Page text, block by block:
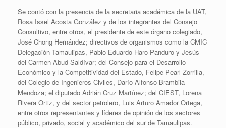
Se contó con la presencia de la secretaria académica de la UAT,
Rosa Issel Acosta González y de los integrantes del Consejo
Consultivo, entre otros, el presidente de este órgano colegiado,
José Chong Hernández; directivos de organismos como la CMIC
Delegación Tamaulipas, Pablo Eduardo Haro Panduro y Jesús
del Carmen Abud Saldívar; del Consejo para el Desarrollo
Económico y la Competitividad del Estado, Felipe Pearl Zorrilla,
del Colegio de Ingenieros Civiles, Darío Alfonso Brambila
Mendoza; el diputado Adrián Cruz Martínez; del CIEST, Lorena
Rivera Ortiz, y del sector petrolero, Luis Arturo Amador Ortega,
entre otros representantes y líderes de opinión de los sectores
público, privado, social y académico del sur de Tamaulipas.